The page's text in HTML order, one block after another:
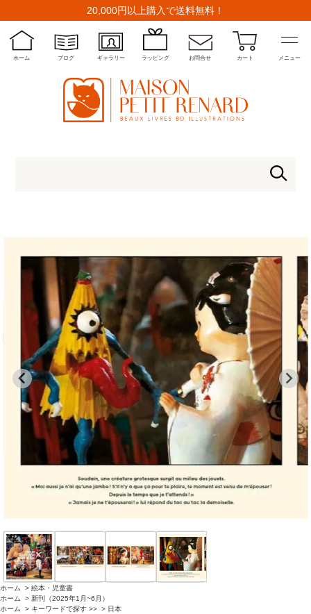
20,000円以上購入で送料無料！
ホーム ブログ ギャラリー ラッピング お問合せ カート メニュー
ホーム > 絵本・児童書
ホーム
> 新刊（2025年1月~6月）
ホーム
> キーワードで探す >> > 日本